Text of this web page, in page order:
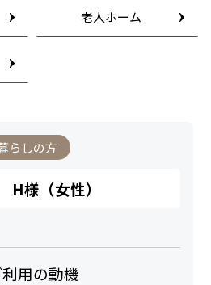
老人ホーム
らしの方
様（女性）
用の動機